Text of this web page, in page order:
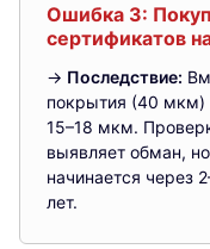
Ошибка 3:
сертификатов
→ Последствие:
покрытия (40 мкм)
15–18 мкм.
выявляет обман,
начинается через
лет.